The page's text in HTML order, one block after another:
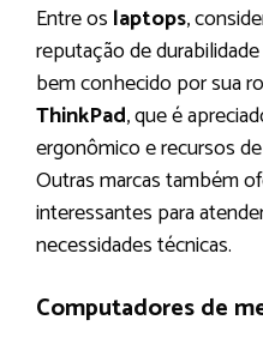
Entre os laptops,
reputação de
bem conhecido por sua
ThinkPad, que é
ergonômico e recursos
Outras marcas também
interessantes para
necessidades técnicas.
Computadores de